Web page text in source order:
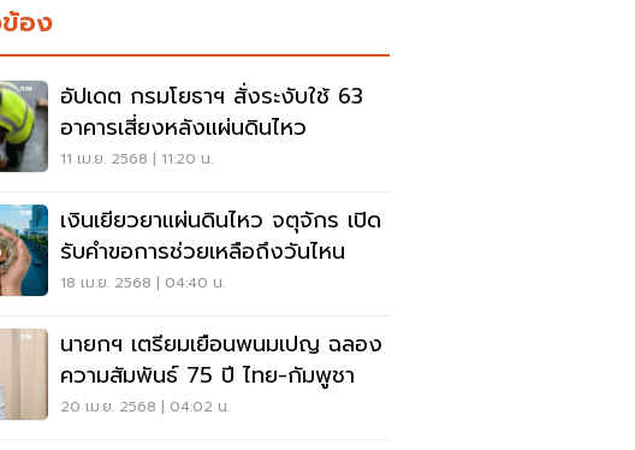
อง
อัปเดต กรมโยธาฯ สั่งระงับใช้ 63
อาคารเสี่ยงหลังแผ่นดินไหว
11 เม.ย. 2568 | 11:20 น.
เงินเยียวยาแผ่นดินไหว จตุจักร เปิด
รับคำขอการช่วยเหลือถึงวันไหน
18 เม.ย. 2568 | 04:40 น.
นายกฯ เตรียมเยือนพนมเปญ ฉลอง
ความสัมพันธ์ 75 ปี ไทย-กัมพูชา
20 เม.ย. 2568 | 04:02 น.